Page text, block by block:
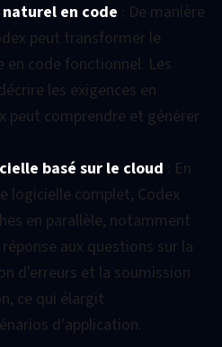
en code : De manière
peut transformer le
en code fonctionnel. Les
les exigences en
peut comprendre et générer
basé sur le cloud : En
logicielle complet, Codex
en parallèle, notamment
aux questions sur la
d'erreurs et la soumission
ce qui élargit
d'application.